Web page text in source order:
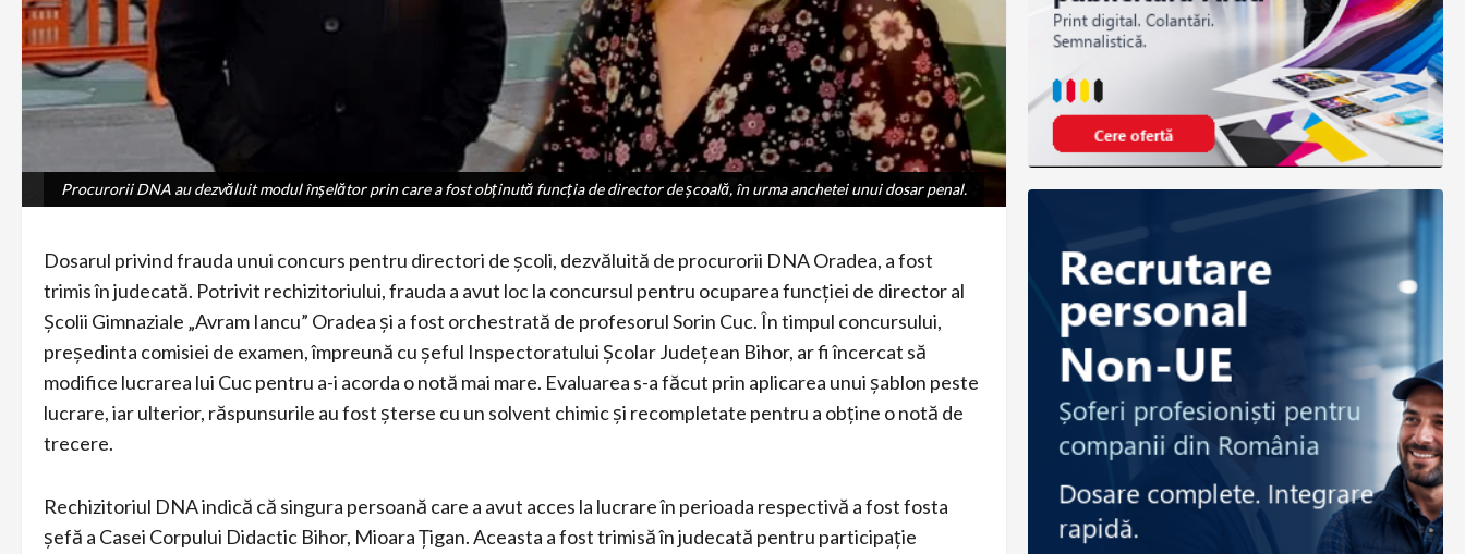
Procurorii DNA au dezvăluit modul înșelător prin care a fost obținută funcția de director de școală, în urma anchetei unui dosar penal.
Procurorii DNA au dezvăluit modul înșelător prin care a fost obținută funcția de director de școală, în urma anchetei unui dosar penal.
Dosarul privind frauda unui concurs pentru directori de școli, dezvăluită de procurorii DNA Oradea, a fost
trimis în judecată. Potrivit rechizitoriului, frauda a avut loc la concursul pentru ocuparea funcției de director al
Școlii Gimnaziale „Avram Iancu” Oradea și a fost orchestrată de profesorul Sorin Cuc. În timpul concursului,
președinta comisiei de examen, împreună cu șeful Inspectoratului Școlar Județean Bihor, ar fi încercat să
modifice lucrarea lui Cuc pentru a-i acorda o notă mai mare. Evaluarea s-a făcut prin aplicarea unui șablon peste
lucrare, iar ulterior, răspunsurile au fost șterse cu un solvent chimic și recompletate pentru a obține o notă de
trecere.
Rechizitoriul DNA indică că singura persoană care a avut acces la lucrare în perioada respectivă a fost fosta
șefă a Casei Corpului Didactic Bihor, Mioara Țigan. Aceasta a fost trimisă în judecată pentru participație